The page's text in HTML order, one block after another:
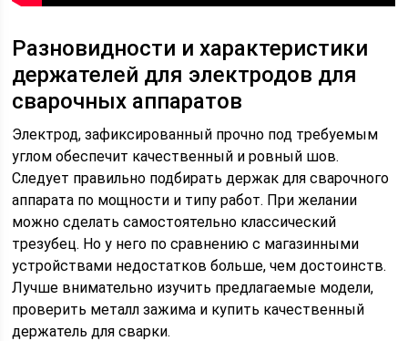
Разновидности и характеристики
держателей для электродов для
сварочных аппаратов
Электрод, зафиксированный прочно под требуемым
углом обеспечит качественный и ровный шов.
Следует правильно подбирать держак для сварочного
аппарата по мощности и типу работ. При желании
можно сделать самостоятельно классический
трезубец. Но у него по сравнению с магазинными
устройствами недостатков больше, чем достоинств.
Лучше внимательно изучить предлагаемые модели,
проверить металл зажима и купить качественный
держатель для сварки.